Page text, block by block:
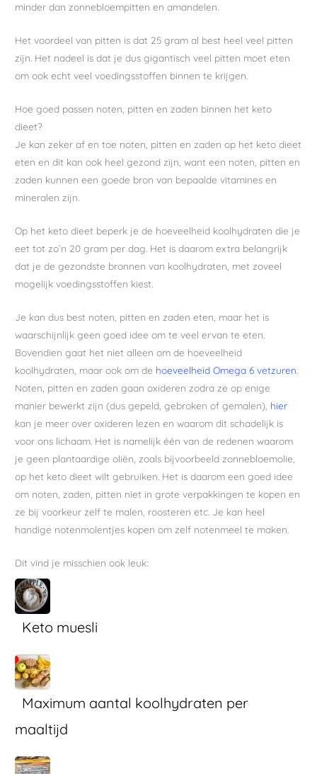
minder dan zonnebloempitten en amandelen.
Het voordeel van pitten is dat 25 gram al best heel veel pitten
zijn. Het nadeel is dat je dus gigantisch veel pitten moet eten
om ook echt veel voedingsstoffen binnen te krijgen.
Hoe goed passen noten, pitten en zaden binnen het keto
dieet?
Je kan zeker af en toe noten, pitten en zaden op het keto dieet
eten en dit kan ook heel gezond zijn, want een noten, pitten en
zaden kunnen een goede bron van bepaalde vitamines en
mineralen zijn.
Op het keto dieet beperk je de hoeveelheid koolhydraten die je
eet tot zo’n 20 gram per dag. Het is daarom extra belangrijk
dat je de gezondste bronnen van koolhydraten, met zoveel
mogelijk voedingsstoffen kiest.
Je kan dus best noten, pitten en zaden eten, maar het is
waarschijnlijk geen goed idee om te veel ervan te eten.
Bovendien gaat het niet alleen om de hoeveelheid
koolhydraten, maar ook om de hoeveelheid Omega 6 vetzuren.
Noten, pitten en zaden gaan oxideren zodra ze op enige
manier bewerkt zijn (dus gepeld, gebroken of gemalen), hier
kan je meer over oxideren lezen en waarom dit schadelijk is
voor ons lichaam. Het is namelijk één van de redenen waarom
je geen plantaardige oliën, zoals bijvoorbeeld zonnebloemolie,
op het keto dieet wilt gebruiken. Het is daarom een goed idee
om noten, zaden, pitten niet in grote verpakkingen te kopen en
ze bij voorkeur zelf te malen, roosteren etc. Je kan heel
handige notenmolentjes kopen om zelf notenmeel te maken.
Dit vind je misschien ook leuk:
Keto muesli
Maximum aantal koolhydraten per
maaltijd